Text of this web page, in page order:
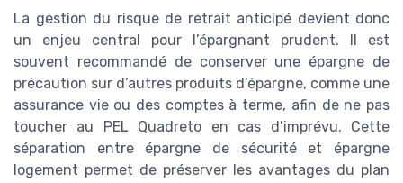
La gestion du risque de retrait anticipé devient donc
un enjeu central pour l’épargnant prudent. Il est
souvent recommandé de conserver une épargne de
précaution sur d’autres produits d’épargne, comme une
assurance vie ou des comptes à terme, afin de ne pas
toucher au PEL Quadreto en cas d’imprévu. Cette
séparation entre épargne de sécurité et épargne
logement permet de préserver les avantages du plan